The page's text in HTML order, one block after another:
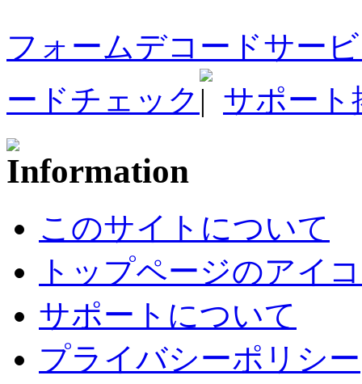
フォームデコードサー
ードチェック
サポート
このサイトについて
トップページのアイ
サポートについて
プライバシーポリシー